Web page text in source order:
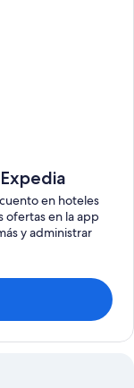
en hoteles
ofertas en la app
y administrar